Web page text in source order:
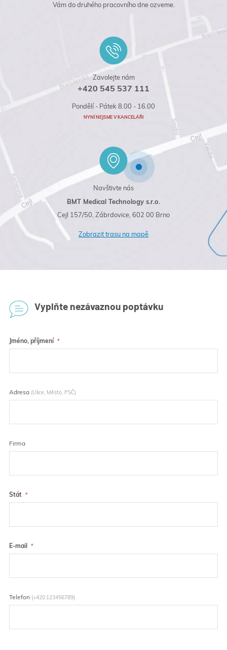
Vám do druhého pracovního dneozveme.
Zavolejte nám
+420 545 537 111
Pondělí - Pátek 8.00 - 16.00
NYNÍ NEJSME V KANCELÁŘI
Navštivte nás
BMT Medical Technology s.r.o.
Cejl 157/50, Zábrdovice, 602 00 Brno
Zobrazit trasu na mapě
Vyplňte nezávaznou poptávku
Jméno, příjmení
Adresa (Ulice, Město, PSČ)
Firma
Stát
E-mail
Telefon (+420.123456789)